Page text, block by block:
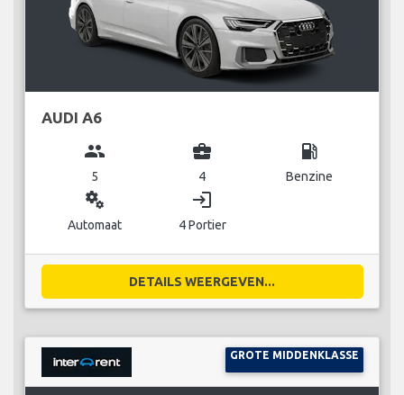
AUDI A6
group
5
business_center
4
local_gas_station
Benzine
miscellaneous_services
Automaat
login
4 Portier
DETAILS WEERGEVEN...
GROTE MIDDENKLASSE